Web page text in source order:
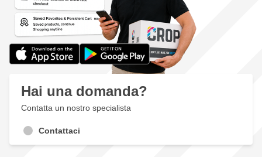
Hai una domanda?
Contatta un nostro specialista
Contattaci